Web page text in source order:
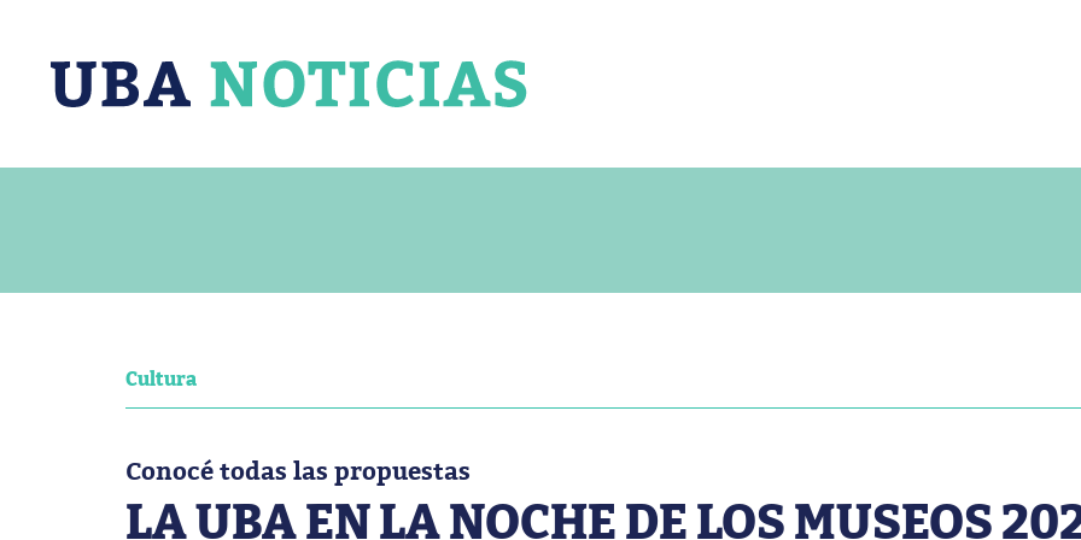
Cultura
Conocé todas las propuestas
LA UBA EN LA NOCHE DE LOS MUSEOS